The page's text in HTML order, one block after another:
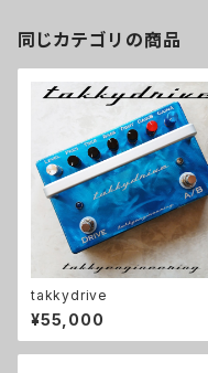
同じカテゴリの商品
takkydrive
¥55,000